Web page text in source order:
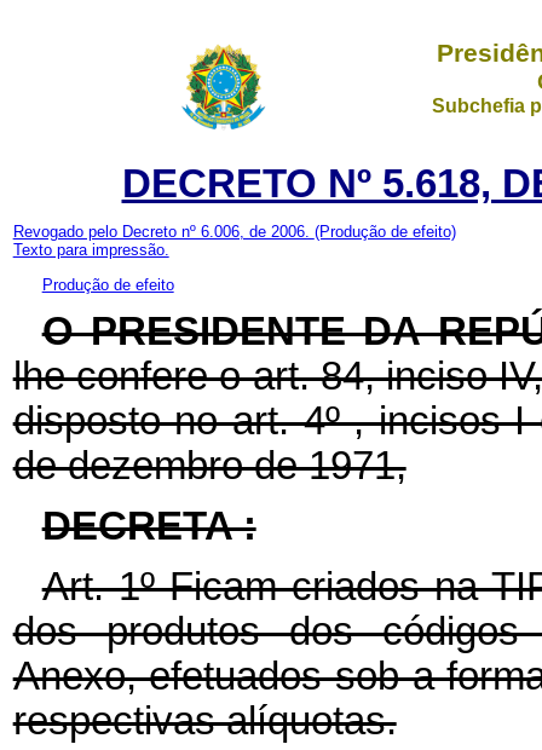
Subchefia
DECRETO Nº 5.618,
Revogado pelo Decreto nº 6.006, de 2006. (Produção de efeito)
Texto para impressão.
Produção de efeito
O PRESIDENTE DA
lhe confere o art. 84, inciso
disposto no art. 4º , incisos
de dezembro de 1971,
DECRETA :
Art. 1º Ficam criados na
dos produtos dos códigos
Anexo, efetuados sob a
respectivas alíquotas.